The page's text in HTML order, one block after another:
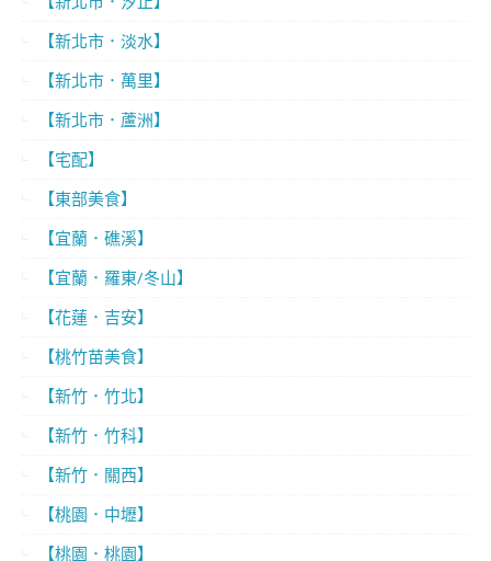
【新北市．淡水】
【新北市．萬里】
【新北市．蘆洲】
【宅配】
【東部美食】
【宜蘭．礁溪】
【宜蘭．羅東/冬山】
【花蓮．吉安】
【桃竹苗美食】
【新竹．竹北】
【新竹．竹科】
【新竹．關西】
【桃園．中壢】
【桃園．桃園】